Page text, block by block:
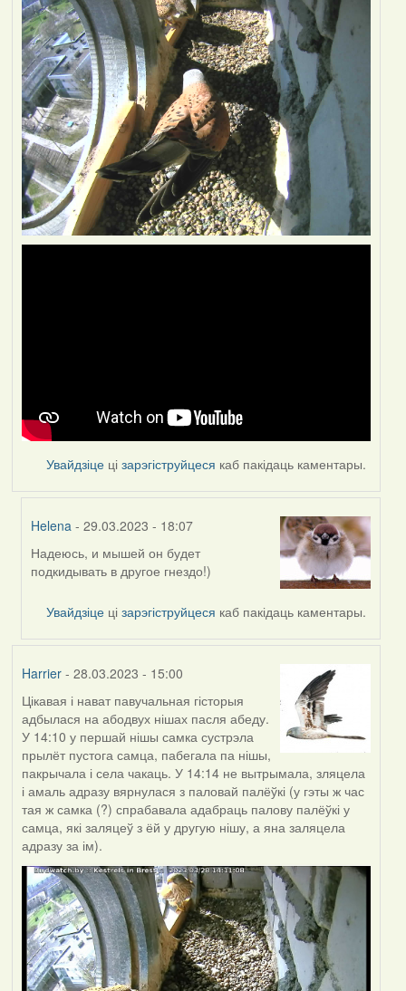
Увайдзіце цізарэгіструйцеся каб пакідаць каментары.
Helena - 29.03.2023 - 18:07
In
reply
Feather
Надеюсь, и мышей он будет
подкидывать в другое гнездо!)
Увайдзіце цізарэгіструйцеся каб пакідаць каментары.
Harrier- 28.03.2023 - 15:00
Цікавая і нават павучальная гісторыя
адбылася на абодвух нішах пасля абеду.
У 14:10 у першай нішы самка сустрэла
прылёт пустога самца, пабегала па нішы,
пакрычала і села чакаць. У 14:14 не вытрымала, зляцела
і амаль адразу вярнулася з паловай палёўкі (у гэты ж час
тая ж самка (?) спрабавала адабраць палову палёўкі у
самца, які заляцеў з ёй у другую нішу, а яна заляцела
адразу за ім).